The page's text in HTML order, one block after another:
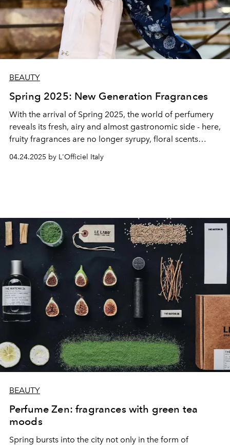
BEAUTY
Spring 2025: New Generation Fragrances
With the arrival of Spring 2025, the world of perfumery
reveals its fresh, airy and almost gastronomic side - here,
fruity fragrances are no longer syrupy, floral scents
sound like a silky trail, and gourmand compositions
become almost philosophical.
04.24.2025 by L'Officiel Italy
BEAUTY
Perfume Zen: fragrances with green tea
moods
Spring bursts into the city not only in the form of